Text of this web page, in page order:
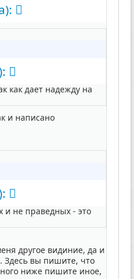
как дает надежду на
и написано
и не праведных - это
другое видиние, да и
Здесь вы пишите, что
ниже пишите иное,